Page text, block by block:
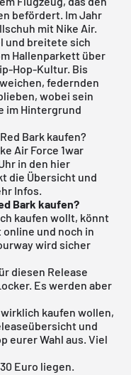
befördert. Im Jahr
mit Nike Air.
und breitete sich
Hallenparkett über
Hop-Kultur. Bis
federnden
wobei sein
im Hintergrund
Bark kaufen?
Air Force 1war
in den hier
die Übersicht und
Infos.
Bark kaufen?
kaufen wollt, könnt
und noch in
wird sicher
diesen Release
Es werden aber
kaufen wollen,
und
eurer Wahl aus. Viel
Euro liegen.